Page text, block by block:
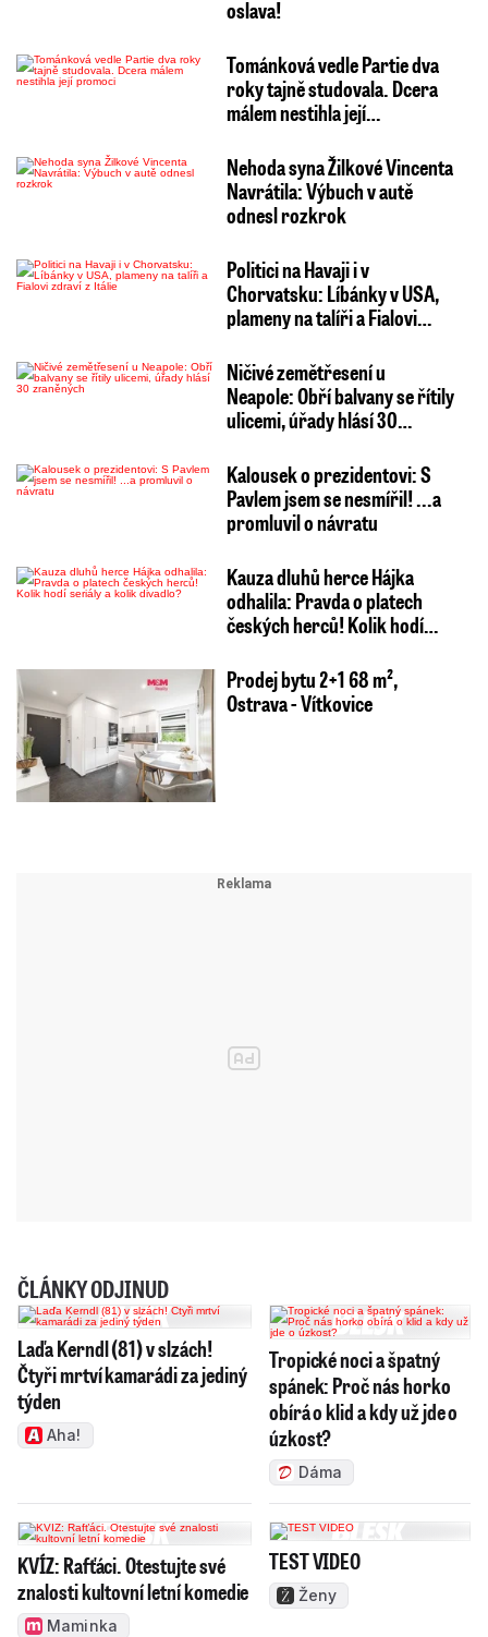
oslava!
Tománková vedle Partie dva
roky tajně studovala. Dcera
málem nestihla její…
Nehoda syna Žilkové Vincenta
Navrátila: Výbuch v autě
odnesl rozkrok
Politici na Havaji i v
Chorvatsku: Líbánky v USA,
plameny na talíři a Fialovi…
Ničivé zemětřesení u
Neapole: Obří balvany se řítily
ulicemi, úřady hlásí 30…
Kalousek o prezidentovi: S
Pavlem jsem se nesmířil! ...a
promluvil o návratu
Kauza dluhů herce Hájka
odhalila: Pravda o platech
českých herců! Kolik hodí…
Prodej bytu 2+1 68 m²,
Ostrava - Vítkovice
ČLÁNKY ODJINUD
Laďa Kerndl (81) v slzách!
Čtyři mrtví kamarádi za jediný
týden
Aha!
Tropické noci a špatný
spánek: Proč nás horko
obírá o klid a kdy už jde o
úzkost?
Dáma
KVÍZ: Rafťáci. Otestujte své
znalosti kultovní letní komedie
Maminka
TEST VIDEO
Ženy